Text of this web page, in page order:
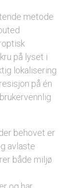
metode
på lyset i
lokalisering
på én
behovet er
avlaste
både miljø